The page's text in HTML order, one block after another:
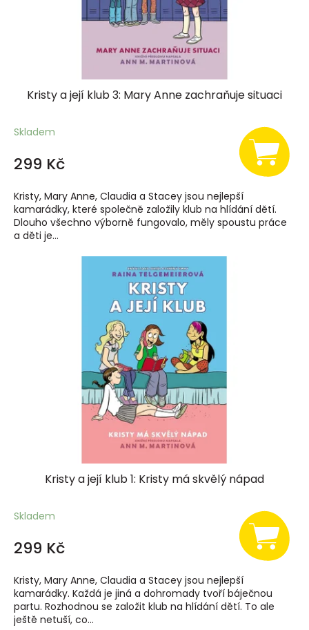
Kristy a její klub 3: Mary Anne zachraňuje situaci
Skladem
299 Kč
Kristy, Mary Anne, Claudia a Stacey jsou nejlepší
kamarádky, které společně založily klub na hlídání dětí.
Dlouho všechno výborně fungovalo, měly spoustu práce
a děti je...
Kristy a její klub 1: Kristy má skvělý nápad
Skladem
299 Kč
Kristy, Mary Anne, Claudia a Stacey jsou nejlepší
kamarádky. Každá je jiná a dohromady tvoří báječnou
partu. Rozhodnou se založit klub na hlídání dětí. To ale
ještě netuší, co...